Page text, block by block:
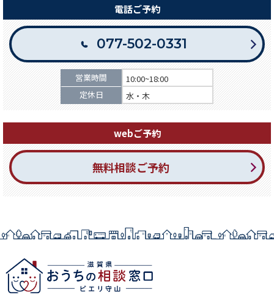
電話ご予約
077-502-0331
営業時間
10:00~18:00
定休日
水・木
webご予約
無料相談ご予約